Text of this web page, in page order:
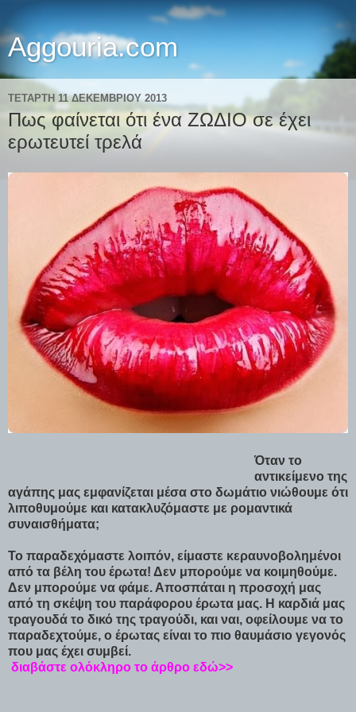
Aggouria.com
ΤΕΤΆΡΤΗ 11 ΔΕΚΕΜΒΡΊΟΥ 2013
Πως φαίνεται ότι ένα ΖΩΔΙΟ σε έχει
ερωτευτεί τρελά
Όταν το
αντικείμενο της
αγάπης μας εμφανίζεται μέσα στο δωμάτιο νιώθουμε ότι
λιποθυμούμε και κατακλυζόμαστε με ρομαντικά
συναισθήματα;
Το παραδεχόμαστε λοιπόν, είμαστε κεραυνοβολημένοι
από τα βέλη του έρωτα! Δεν μπορούμε να κοιμηθούμε.
Δεν μπορούμε να φάμε. Αποσπάται η προσοχή μας
από τη σκέψη του παράφορου έρωτα μας. Η καρδιά μας
τραγουδά το δικό της τραγούδι, και ναι, οφείλουμε να το
παραδεχτούμε, ο έρωτας είναι το πιο θαυμάσιο γεγονός
που μας έχει συμβεί.
διαβάστε ολόκληρο το άρθρο εδώ>>